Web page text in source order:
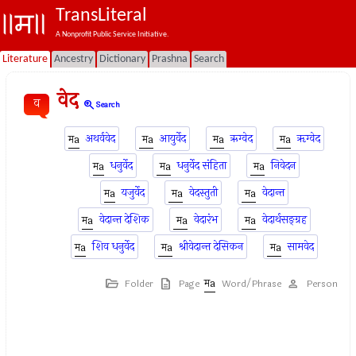
TransLiteral
A Nonprofit Public Service Initiative.
Literature Ancestry Dictionary Prashna Search
व वेद zoom_inSearch
अथर्ववेद आयुर्वेद ऋग्वेद
ॠग्वेद
धनुर्वेद
धनुर्वेद संहिता
निवेदन
यजुर्वेद
वेदस्तुती
वेदान्त
वेदान्त देशिक
वेदारंभ
वेदार्थसङ्ग्रह
शिव धनुर्वेद
श्रीवेदान्त देसिकन सामवेद
Folder Page Word/Phrase Person